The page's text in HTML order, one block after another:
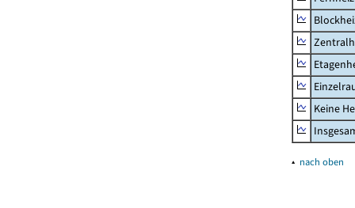
Keine
▴ nach oben